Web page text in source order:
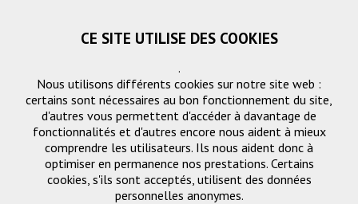
CE SITE UTILISE DES COOKIES
.
Nous utilisons différents cookies sur notre site web :
certains sont nécessaires au bon fonctionnement du site,
d'autres vous permettent d'accéder à davantage de
fonctionnalités et d'autres encore nous aident à mieux
comprendre les utilisateurs. Ils nous aident donc à
optimiser en permanence nos prestations. Certains
cookies, s'ils sont acceptés, utilisent des données
personnelles anonymes.